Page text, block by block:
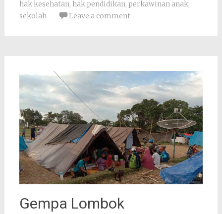
hak kesehatan, hak pendidikan, perkawinan anak,
sekolah
Leave a comment
Gempa Lombok